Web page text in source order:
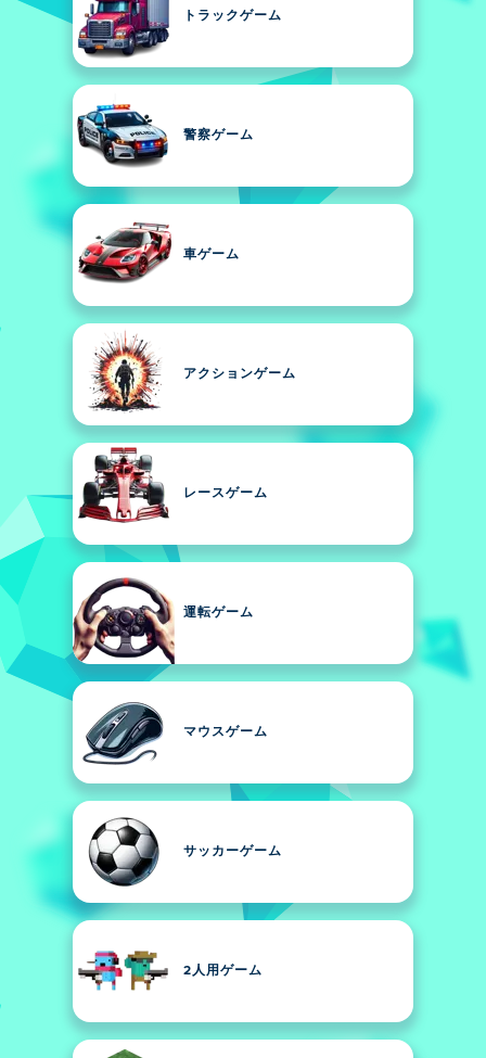
トラックゲーム
警察ゲーム
車ゲーム
アクションゲーム
レースゲーム
運転ゲーム
マウスゲーム
サッカーゲーム
2人用ゲーム